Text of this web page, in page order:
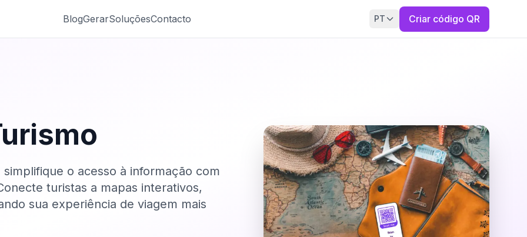
BlogGerarSoluçõesContacto PT Criar código QR
o acesso à informação com
turistas a mapas interativos,
sua experiência de viagem mais